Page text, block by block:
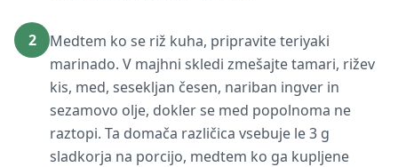
2
Medtem ko se riž kuha, pripravite teriyaki
marinado. V majhni skledi zmešajte tamari, rižev
kis, med, sesekljan česen, nariban ingver in
sezamovo olje, dokler se med popolnoma ne
raztopi. Ta domača različica vsebuje le 3 g
sladkorja na porcijo, medtem ko ga kupljene